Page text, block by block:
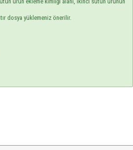
dosya yüklemeniz önerilir.